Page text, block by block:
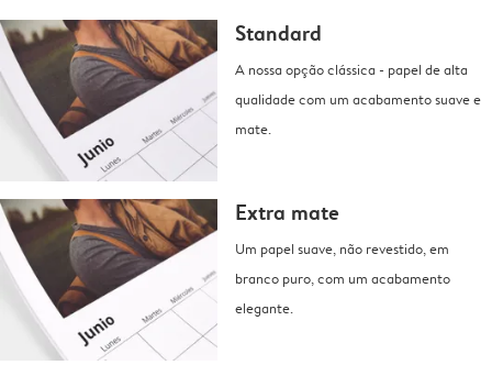
Standard
A nossa opção clássica - papel de alta
qualidade com um acabamento suave e
mate.
Extra mate
Um papel suave, não revestido, em
branco puro, com um acabamento
elegante.